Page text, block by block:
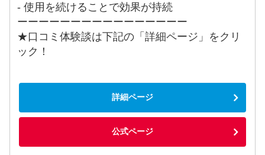
- 使用を続けることで効果が持続
ーーーーーーーーーーーーーーーー
★口コミ体験談は下記の「詳細ページ」をクリ
ック！
詳細ページ
公式ページ